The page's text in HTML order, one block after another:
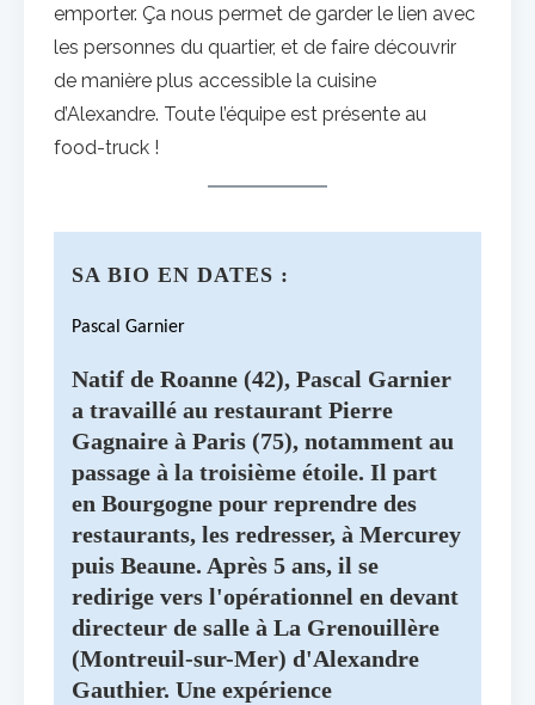
emporter. Ça nous permet de garder le lien avec
les personnes du quartier, et de faire découvrir
de manière plus accessible la cuisine
d’Alexandre. Toute l’équipe est présente au
food-truck !
SA BIO EN DATES :
Pascal Garnier
Natif de Roanne (42), Pascal Garnier
a travaillé au restaurant Pierre
Gagnaire à Paris (75), notamment au
passage à la troisième étoile. Il part
en Bourgogne pour reprendre des
restaurants, les redresser, à Mercurey
puis Beaune. Après 5 ans, il se
redirige vers l'opérationnel en devant
directeur de salle à La Grenouillère
(Montreuil-sur-Mer) d'Alexandre
Gauthier. Une expérience